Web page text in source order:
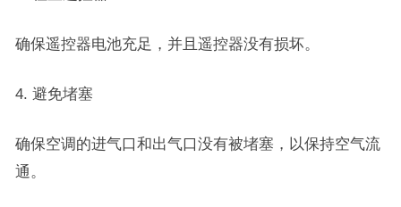
确保遥控器电池充足，并且遥控器没有损坏。
4. 避免堵塞
确保空调的进气口和出气口没有被堵塞，以保持空气流
通。